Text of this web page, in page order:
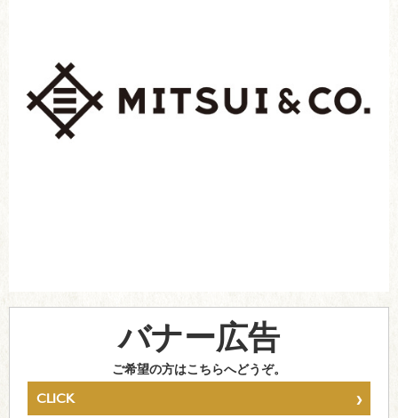
バナー広告
ご希望の方はこちらへどうぞ。
CLICK ›